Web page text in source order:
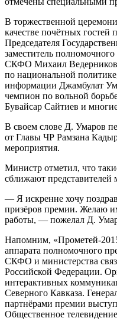
В торжественной
качестве почётных гостей
Председателя
заместитель
СКФО Михаил
по национальной
информации Джамбулат
чемпион по вольной
Бувайсар Сайтиев и
В своем слове Д. Умаров
от Главы ЧР Рамзана
мероприятия.
Министр отметил, что
сближают представителей
— Я искренне хочу
призёров премии. Желаю
работы, — пожелал Д.
Напомним, «Прометей-
аппарата полномочного
СКФО и министерства
Российской Федерации.
интерактивных
Северного Кавказа.
партнёрами премии
Общественное